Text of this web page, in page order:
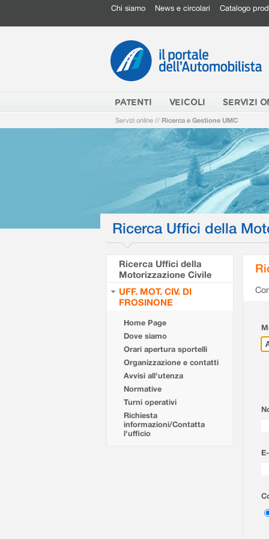
Chi siamo News e circolari Catalogo
PATENTI VEICOLI SERVIZI
Servizi online // Ricerca e Gestione UMC
Ricerca Uffici della
Ricerca Uffici della
Motorizzazione Civile
UFF. MOT. CIV. DI
FROSINONE
Home Page
Dove siamo
Orari apertura sportelli
Organizzazione e contatti
Avvisi all'utenza
Normative
Turni operativi
Richiesta
informazioni/Contatta
l'ufficio